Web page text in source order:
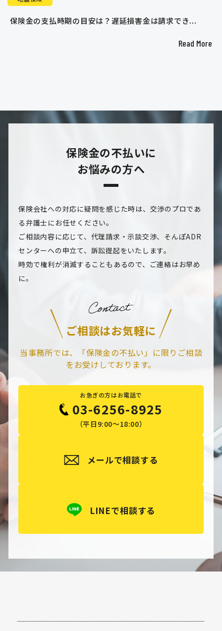
保険金の支払時期の目安は？遅延損害金は請求でき...
Read More
保険金の不払いに
お悩みの方へ
保険会社への対応に疑問を感じた時は、交渉のプロであ
る弁護士にお任せください。
ご相談内容に応じて、代理請求・示談交渉、そんぽADR
センターへの申立て、訴訟提起をいたします。
時効で権利が消滅することもあるので、ご連絡はお早め
に。
ご相談はお気軽に
当事務所では、「保険金の不払い」に限りご相談
をお受けしております。
お急ぎの方はお電話で
03-6256-8925
（平日9:00～18:00）
メールで相談する
LINEで相談する